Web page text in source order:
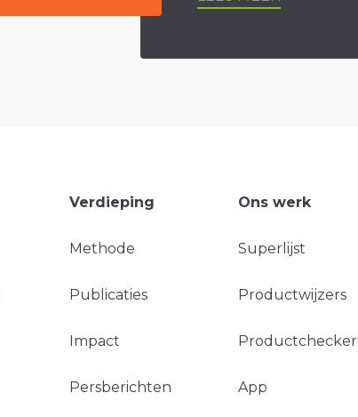
Verdieping
Methode
Publicaties
Impact
Persberichten
Ons werk
Superlijst
Productwijzers
Productchecker
App